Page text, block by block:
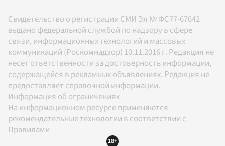
Свидетельство о регистрации СМИ Эл № ФС77-67642
выдано федеральной службой по надзору в сфере
связи, информационных технологий и массовых
коммуникаций (Роскомнадзор) 10.11.2016 г. Редакция не
несет ответственности за достоверность информации,
содержащейся в рекламных объявлениях. Редакция не
предоставляет справочной информации.
Информация об ограничениях
На информационном ресурсе применяются
рекомендательные технологии в соответствии с
Правилами
18+